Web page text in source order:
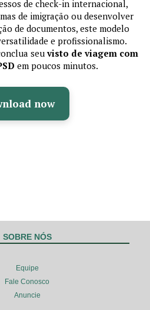
de check-in internacional,
de imigração ou desenvolver
de documentos, este modelo
e profissionalismo.
seuvisto de viagem com
em poucos minutos.
now
SOBRE NÓS
Equipe
Fale Conosco
Anuncie